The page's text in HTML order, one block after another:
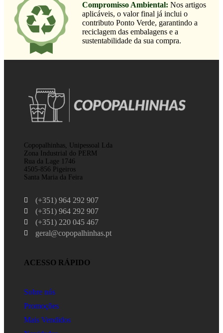
Compromisso Ambiental: Nos artigos
aplicáveis, o valor final já inclui o
contributo Ponto Verde, garantindo a
reciclagem das embalagens e a
sustentabilidade da sua compra.
Copopalhinhas, Unipessoal Lda
Zona Industrial do PERM
Rua da Lage 1746
4505-856 Pigeiros
Santa Maria da Feira
(+351) 964 292 907
(+351) 964 292 907
(+351) 220 045 467
geral@copopalhinhas.pt
ACESSO RÁPIDO
Sobre nós
Promoções
Mais Vendidos